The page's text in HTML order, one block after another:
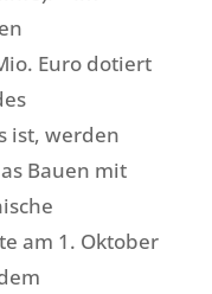
Euro dotiert
ist, werden
Bauen mit
am 1. Oktober